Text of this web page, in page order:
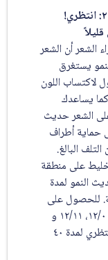
الخطوة ٢: انتظري!
الشعر أن الشعر
يستغرق
لاكتساب اللون
يساعدك
الشعر حديث
حماية أطراف
البالغ.
على منطقة
النمو لمدة
للحصول على
الدرجات ١٢/٠، ١٢/١١ و
١٢/٨١ انتظري لمدة ٤٠